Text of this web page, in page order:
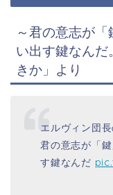
～君の意志が
い出す鍵なん
きか」より
エルヴィン団
君の意志が「
す鍵なんだ